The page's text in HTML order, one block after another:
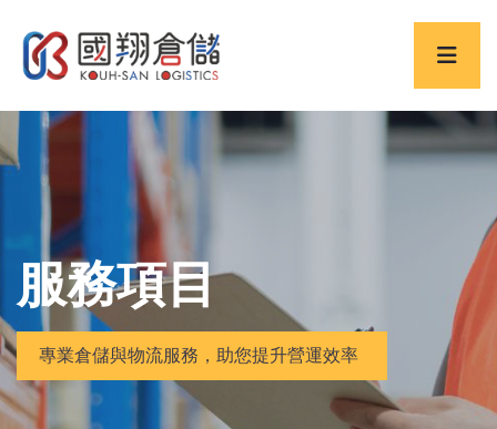
服務項目
專業倉儲與物流服務，助您提升營運效率